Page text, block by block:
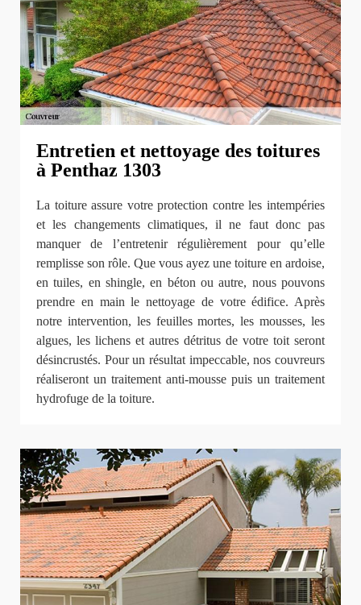
Entretien et nettoyage des toitures
à Penthaz 1303
La toiture assure votre protection contre les intempéries
et les changements climatiques, il ne faut donc pas
manquer de l’entretenir régulièrement pour qu’elle
remplisse son rôle. Que vous ayez une toiture en ardoise,
en tuiles, en shingle, en béton ou autre, nous pouvons
prendre en main le nettoyage de votre édifice. Après
notre intervention, les feuilles mortes, les mousses, les
algues, les lichens et autres détritus de votre toit seront
désincrustés. Pour un résultat impeccable, nos couvreurs
réaliseront un traitement anti-mousse puis un traitement
hydrofuge de la toiture.